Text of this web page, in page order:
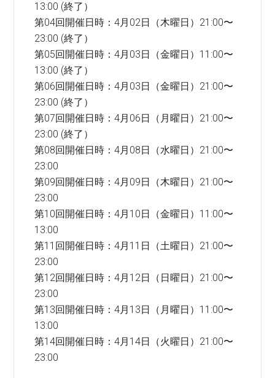
13:00 (終了）
第04回開催日時：4月02日（木曜日）21:00〜
23:00 (終了）
第05回開催日時：4月03日（金曜日）11:00〜
13:00 (終了）
第06回開催日時：4月03日（金曜日）21:00〜
23:00 (終了）
第07回開催日時：4月06日（月曜日）21:00〜
23:00 (終了）
第08回開催日時：4月08日（水曜日）21:00〜
23:00
第09回開催日時：4月09日（木曜日）21:00〜
23:00
第10回開催日時：4月10日（金曜日）11:00〜
13:00
第11回開催日時：4月11日（土曜日）21:00〜
23:00
第12回開催日時：4月12日（日曜日）21:00〜
23:00
第13回開催日時：4月13日（月曜日）11:00〜
13:00
第14回開催日時：4月14日（火曜日）21:00〜
23:00